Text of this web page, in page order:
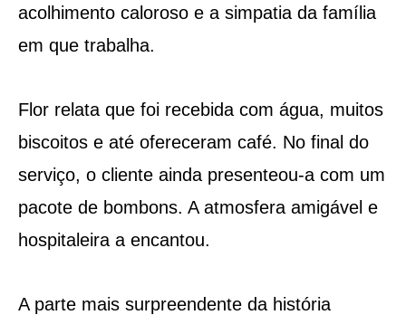
acolhimento caloroso e a simpatia da família
em que trabalha.
Flor relata que foi recebida com água, muitos
biscoitos e até ofereceram café. No final do
serviço, o cliente ainda presenteou-a com um
pacote de bombons. A atmosfera amigável e
hospitaleira a encantou.
A parte mais surpreendente da história